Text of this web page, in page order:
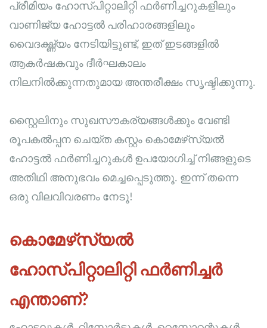
പ്രീമിയം ഹോസ്പിറ്റാലിറ്റി ഫർണിച്ചറുകളിലും
വാണിജ്യ ഹോട്ടൽ പരിഹാരങ്ങളിലും
വൈദഗ്ദ്ധ്യം നേടിയിട്ടുണ്ട്, ഇത് ഇടങ്ങളിൽ
ആകർഷകവും ദീർഘകാലം
നിലനിൽക്കുന്നതുമായ അന്തരീക്ഷം സൃഷ്ടിക്കുന്നു.
സ്റ്റൈലിനും സുഖസൗകര്യങ്ങൾക്കും വേണ്ടി
രൂപകൽപ്പന ചെയ്ത കസ്റ്റം കൊമേഴ്‌സ്യൽ
ഹോട്ടൽ ഫർണിച്ചറുകൾ ഉപയോഗിച്ച് നിങ്ങളുടെ
അതിഥി അനുഭവം മെച്ചപ്പെടുത്തൂ. ഇന്ന് തന്നെ
ഒരു വിലവിവരണം നേടൂ!
കൊമേഴ്‌സ്യൽ
ഹോസ്പിറ്റാലിറ്റി ഫർണിച്ചർ
എന്താണ്?